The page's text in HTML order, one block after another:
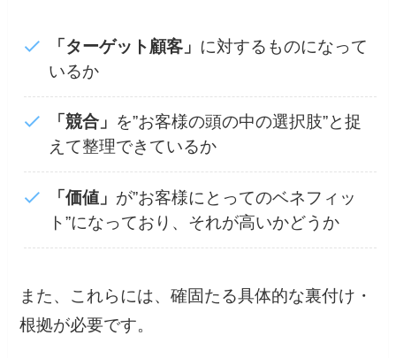
「ターゲット顧客」 に対するものになって
いるか
「競合」 を”お客様の頭の中の選択肢”と捉
えて整理できているか
「価値」 が”お客様にとってのベネフィッ
ト”になっており、それが高いかどうか
また、これらには、確固たる具体的な裏付け・
根拠が必要です。